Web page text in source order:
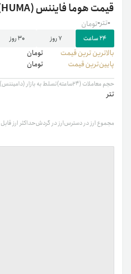
قیمتهوما فایننس
-تومان -تتر
۲۴ ساعت ۷ روز ۳۰ روز
بالاترین ‌ترین قیمت تومان
پایین‌ترین قیمت
تومان
حجم معاملات (۲۴ساعته)
تتر
تسلط به بازار (دامیننس)
مجموع ارز در دسترسارز در گردشحداکثر ارز